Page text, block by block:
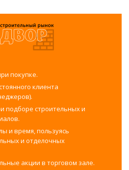
покупке.
клиента
подборе строительных и
и время, пользуясь
и отделочных
акции в торговом зале.